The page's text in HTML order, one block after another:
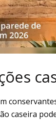
caseira